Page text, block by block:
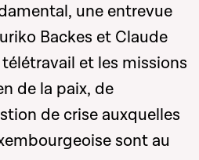
une entrevue
Backes et Claude
et les missions
de la paix, de
de crise auxquelles
sont au